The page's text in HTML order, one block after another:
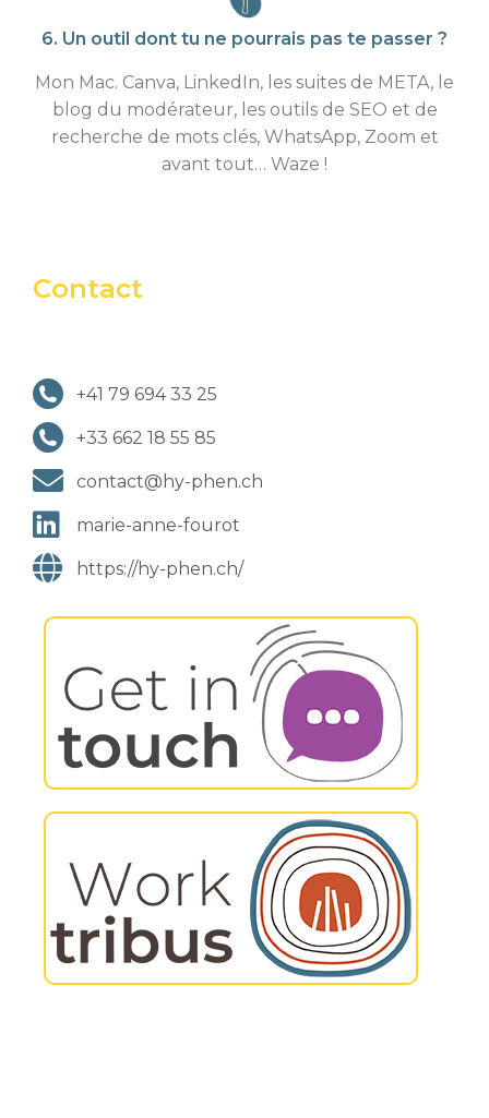
6. Un outil dont tu ne pourrais pas te passer ?
Mon Mac. Canva, LinkedIn, les suites de META, le
blog du modérateur, les outils de SEO et de
recherche de mots clés, WhatsApp, Zoom et
avant tout… Waze !
Contact
+41 79 694 33 25
+33 662 18 55 85
contact@hy-phen.ch
marie-anne-fourot
https://hy-phen.ch/